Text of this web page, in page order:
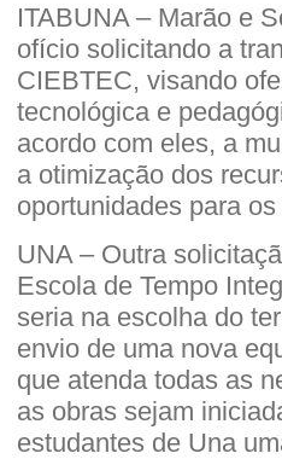
ITABUNA – Marão e
ofício solicitando a
CIEBTEC, visando
tecnológica e
acordo com eles, a
a otimização dos
oportunidades para
UNA – Outra
Escola de Tempo
seria na escolha do
envio de uma nova
que atenda todas as
as obras sejam
estudantes de Una